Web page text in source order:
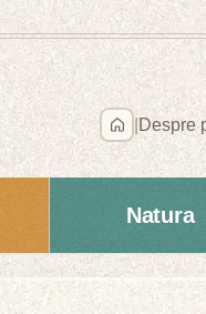
Despre
Natura